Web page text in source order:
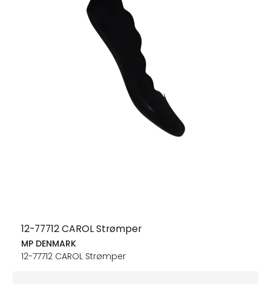
12-77712 CAROL Strømper
MP DENMARK
12-77712 CAROL Strømper